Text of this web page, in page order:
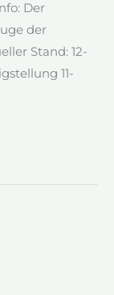
Der
der
Stand: 12-
11-